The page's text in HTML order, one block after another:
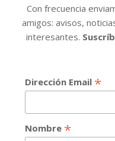
Con frecuencia
amigos: avisos,
interesantes.
Dirección Email *
Nombre *